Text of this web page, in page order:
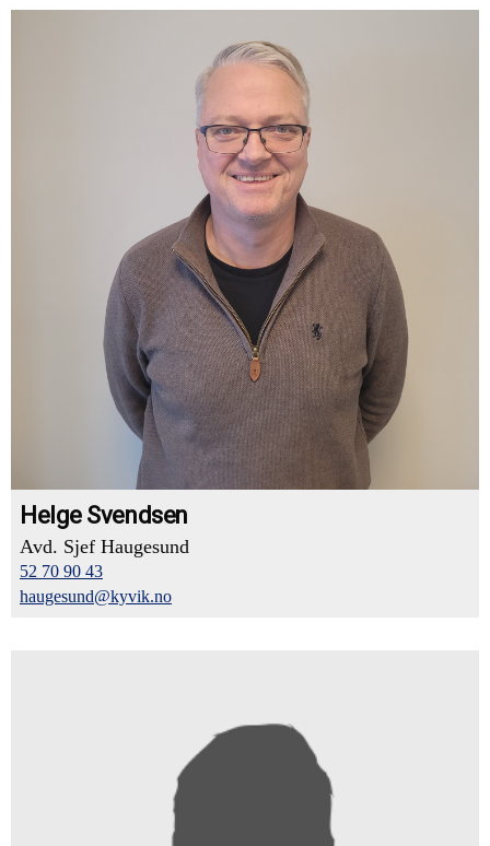
Helge Svendsen
Avd. Sjef Haugesund
52 70 90 43
haugesund@kyvik.no